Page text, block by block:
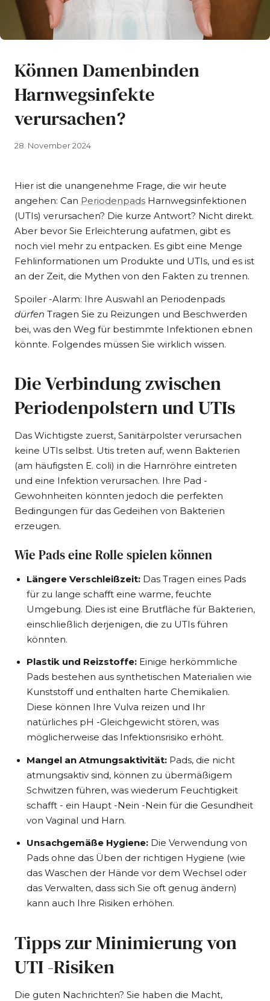
Können Damenbinden
Harnwegsinfekte
verursachen?
28. November 2024
Hier ist die unangenehme Frage, die wir heute
angehen: Can Periodenpads Harnwegsinfektionen
(UTIs) verursachen? Die kurze Antwort? Nicht direkt.
Aber bevor Sie Erleichterung aufatmen, gibt es
noch viel mehr zu entpacken. Es gibt eine Menge
Fehlinformationen um Produkte und UTIs, und es ist
an der Zeit, die Mythen von den Fakten zu trennen.
Spoiler -Alarm: Ihre Auswahl an Periodenpads
dürfen Tragen Sie zu Reizungen und Beschwerden
bei, was den Weg für bestimmte Infektionen ebnen
könnte. Folgendes müssen Sie wirklich wissen.
Die Verbindung zwischen
Periodenpolstern und UTIs
Das Wichtigste zuerst, Sanitärpolster verursachen
keine UTIs selbst. Utis treten auf, wenn Bakterien
(am häufigsten E. coli) in die Harnröhre eintreten
und eine Infektion verursachen. Ihre Pad -
Gewohnheiten könnten jedoch die perfekten
Bedingungen für das Gedeihen von Bakterien
erzeugen.
Wie Pads eine Rolle spielen können
Längere Verschleißzeit:Das Tragen eines Pads
für zu lange schafft eine warme, feuchte
Umgebung. Dies ist eine Brutfläche für Bakterien,
einschließlich derjenigen, die zu UTIs führen
könnten.
Plastik und Reizstoffe:Einige herkömmliche
Pads bestehen aus synthetischen Materialien wie
Kunststoff und enthalten harte Chemikalien.
Diese können Ihre Vulva reizen und Ihr
natürliches pH -Gleichgewicht stören, was
möglicherweise das Infektionsrisiko erhöht.
Mangel an Atmungsaktivität:Pads, die nicht
atmungsaktiv sind, können zu übermäßigem
Schwitzen führen, was wiederum Feuchtigkeit
schafft - ein Haupt -Nein -Nein für die Gesundheit
von Vaginal und Harn.
Unsachgemäße Hygiene:Die Verwendung von
Pads ohne das Üben der richtigen Hygiene (wie
das Waschen der Hände vor dem Wechsel oder
das Verwalten, dass sich Sie oft genug ändern)
kann auch Ihre Risiken erhöhen.
Tipps zur Minimierung von
UTI -Risiken
Die guten Nachrichten? Sie haben die Macht,